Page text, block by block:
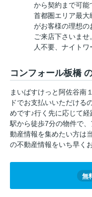
から契約まで可能
首都圏エリア最大
がお客様の理想の
ご来店下さいま
人不要、ナイトワ
コンフォール板橋
まいばすけっと阿佐谷南
ドでお支払いいただける
めです♪行く先に応じて
駅から徒歩7分の物件で
動産情報を集めたい方は
の不動産情報をいち早く
無